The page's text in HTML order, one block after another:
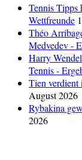
Tennis Tipps
Wettfreunde
Théo
Medvedev -
Harry
Tennis -
Tien
August 2026
Rybakina
2026